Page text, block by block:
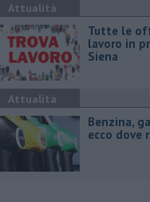
Attualità
​Tutte le
lavoro in
Siena
Attualità
​Benzina,
ecco dove